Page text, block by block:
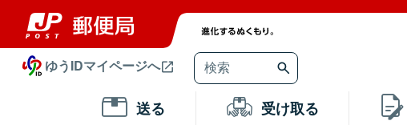
ゆうIDマイページへ
送る 受け取る